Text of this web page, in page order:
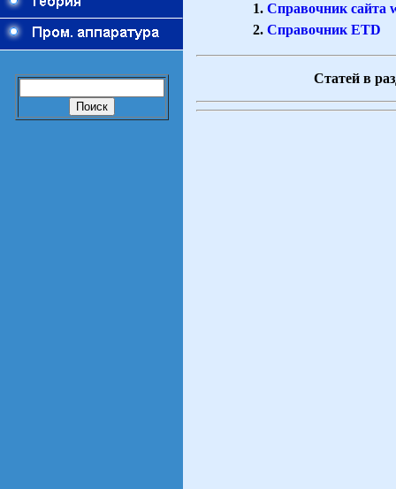
Справочник сайта
Справочник ETD
Статей в